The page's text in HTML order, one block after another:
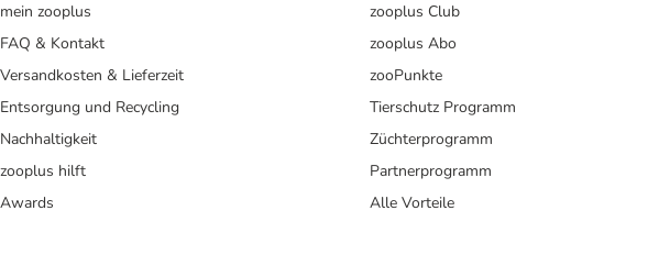
mein zooplus
FAQ & Kontakt
Versandkosten & Lieferzeit
Entsorgung und Recycling
Nachhaltigkeit
zooplus hilft
Awards
zooplus Club
zooplus Abo
zooPunkte
Tierschutz Programm
Züchterprogramm
Partnerprogramm
Alle Vorteile